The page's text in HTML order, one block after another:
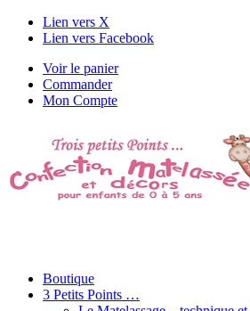
Lien vers X
Lien vers Facebook
Voir le panier
Commander
Mon Compte
Boutique
3 Petits Points …